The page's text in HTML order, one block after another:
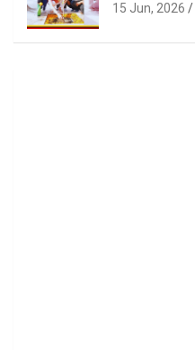
15 Jun, 2026